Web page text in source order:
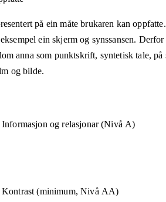
på ein måte brukaren kan
ein skjerm og synssansen.
anna som punktskrift, syntetisk tale,
og bilde.
Informasjon og relasjonar (Nivå A)
Kontrast (minimum, Nivå AA)